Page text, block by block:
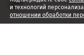
и технологий
отношении обработки